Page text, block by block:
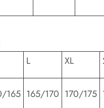
L XL
165 165/170 170/175